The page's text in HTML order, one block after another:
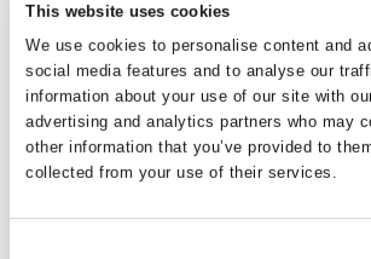
This website uses cookies
We use cookies to personalise content and
social media features and to analyse our
information about your use of our site with
advertising and analytics partners who may
other information that you’ve provided to
collected from your use of their services.